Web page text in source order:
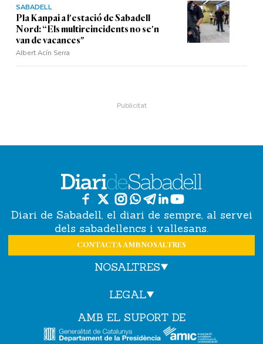
SABADELL
Pla Kanpai a l'estació de Sabadell
Nord: “Els multireincidents no se'n
van de vacances"
Albert Acín Serra
Diari de Sabadell, el diari de sempre, al servei
dels sabadellencs i vallesans.
CONTACTA AMB NOSALTRES
NOSALTRES
LEGAL
AMB EL SUPORT DE